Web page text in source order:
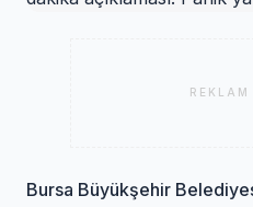
REKLAM
Bursa Büyükşehir